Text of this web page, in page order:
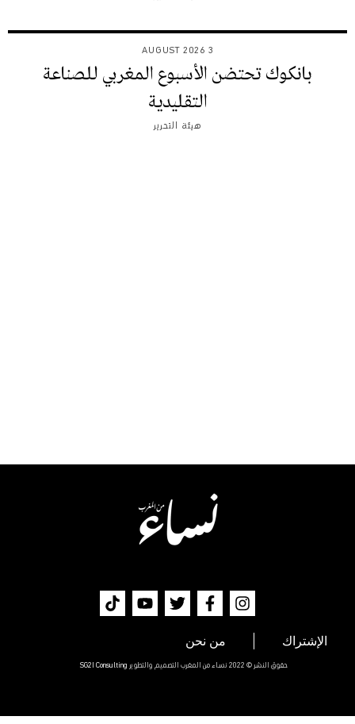
3 AUGUST 2026
بانكوك تحتضن الأسبوع المغربي للصناعة
التقليدية
هيئة التحرير
الإشتراك من نحن
حقوق النشر © 2022 نساء من المغرب التصميم والتطوير SG2I Consulting